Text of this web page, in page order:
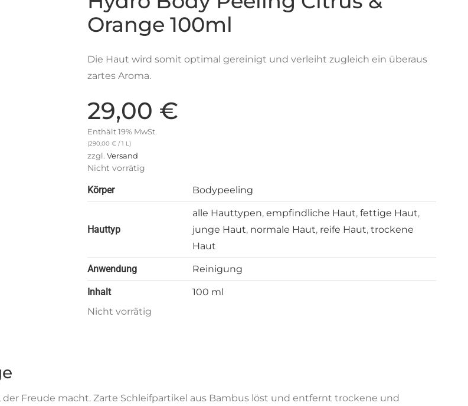
Orange 100ml
Die Haut wird somit optimal gereinigt und verleiht zugleich ein überaus
zartes Aroma.
29,00 €
Enthält 19% MwSt.
(290,00 € / 1 L)
zzgl. Versand
Nicht vorrätig
Körper Bodypeeling
Hauttyp
alle Hauttypen, empfindliche Haut, fettige Haut,
junge Haut, normale Haut, reife Haut, trockene
Haut
Anwendung Reinigung
Inhalt
100 ml
Nicht vorrätig
Freude macht. Zarte Schleifpartikel aus Bambus löst und entfernt trockene und